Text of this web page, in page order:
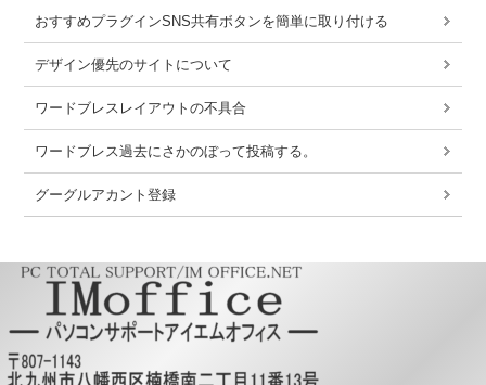
おすすめプラグインSNS共有ボタンを簡単に取り付ける
デザイン優先のサイトについて
ワードブレスレイアウトの不具合
ワードブレス過去にさかのぼって投稿する。
グーグルアカント登録